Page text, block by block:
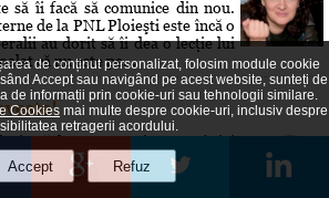
să îi facă să comunice din nou.
de la PNL Ploieşti este încă o
au dorit să îi dea o lecţie lui
că nu este pe...
să lase mostenire României
său parizian. Statul român a
si s-a decis că Brâncusi nu
de conținut personalizat, folosim module cookie
Accept sau navigând pe acest website, sunteți de
de informații prin cookie-uri sau tehnologii similare.
Cookies mai multe despre cookie-uri, inclusiv despre
retragerii acordului.